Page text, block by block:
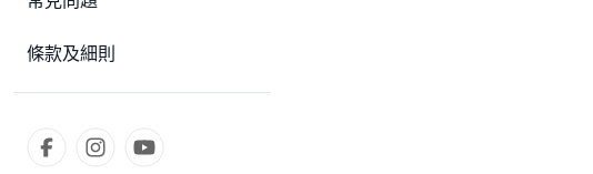
條款及細則